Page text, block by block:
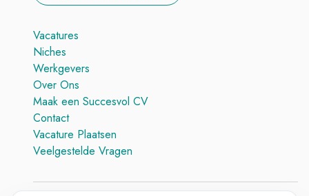
Vacatures
Niches
Werkgevers
Over Ons
Maak een Succesvol CV
Contact
Vacature Plaatsen
Veelgestelde Vragen